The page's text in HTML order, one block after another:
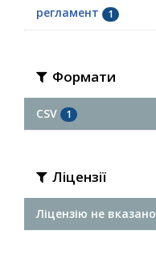
регламент 1
Формати
CSV 1
Ліцензії
Ліцензію не вказано